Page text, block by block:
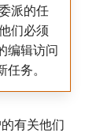
派的任
们必须
编辑访问
务。
有关他们